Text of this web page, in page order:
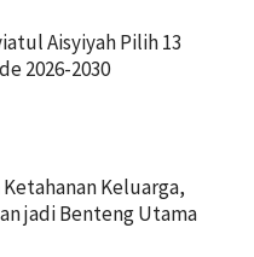
Aisyiyah Pilih 13
2026-2030
Keluarga,
jadi Benteng Utama